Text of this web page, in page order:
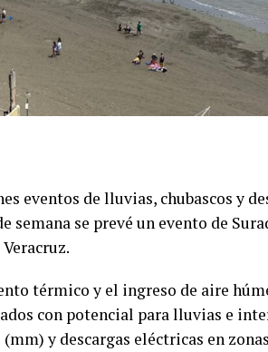
eventos de lluvias, chubascos y
semana se prevé un evento de
térmico y el ingreso de aire
con potencial para lluvias e
y descargas eléctricas en